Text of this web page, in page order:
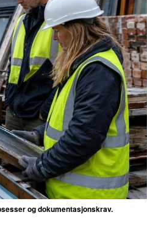
og dokumentasjonskrav.